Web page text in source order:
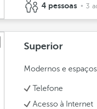
4 pessoas 3
Superior
Modernos e
Telefone
Acesso à Internet